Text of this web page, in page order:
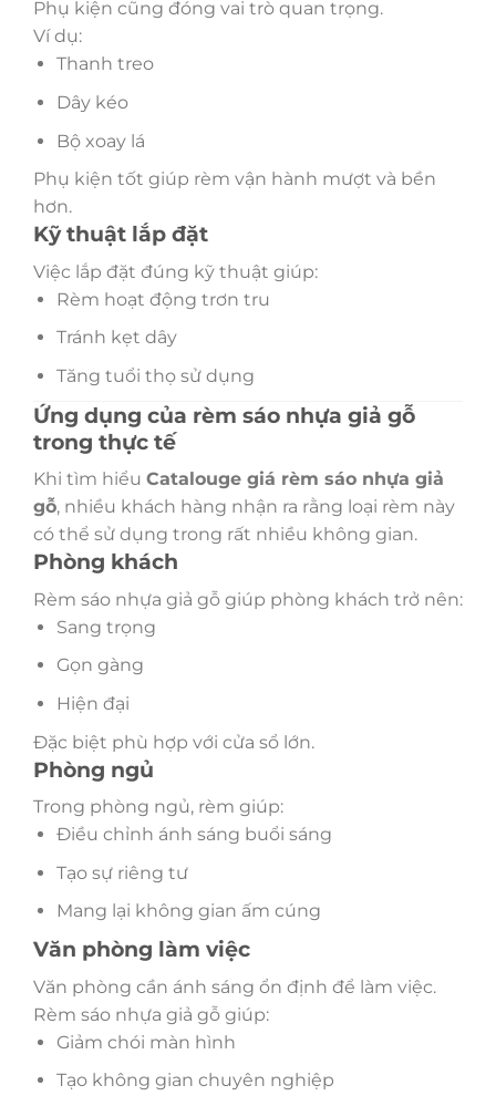
Phụ kiện cũng đóng vai trò quan trọng.
Ví dụ:
Thanh treo
Dây kéo
Bộ xoay lá
Phụ kiện tốt giúp rèm vận hành mượt và bền
hơn.
Kỹ thuật lắp đặt
Việc lắp đặt đúng kỹ thuật giúp:
Rèm hoạt động trơn tru
Tránh kẹt dây
Tăng tuổi thọ sử dụng
Ứng dụng của rèm sáo nhựa giả gỗ
trong thực tế
Khi tìm hiểu Catalouge giá rèm sáo nhựa giả
gỗ, nhiều khách hàng nhận ra rằng loại rèm này
có thể sử dụng trong rất nhiều không gian.
Phòng khách
Rèm sáo nhựa giả gỗ giúp phòng khách trở nên:
Sang trọng
Gọn gàng
Hiện đại
Đặc biệt phù hợp với cửa sổ lớn.
Phòng ngủ
Trong phòng ngủ, rèm giúp:
Điều chỉnh ánh sáng buổi sáng
Tạo sự riêng tư
Mang lại không gian ấm cúng
Văn phòng làm việc
Văn phòng cần ánh sáng ổn định để làm việc.
Rèm sáo nhựa giả gỗ giúp:
Giảm chói màn hình
Tạo không gian chuyên nghiệp